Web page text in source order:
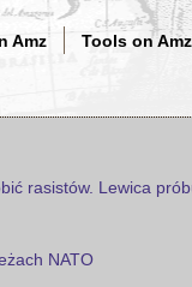
Amz Tools on Amz
rasistów. Lewica
NATO